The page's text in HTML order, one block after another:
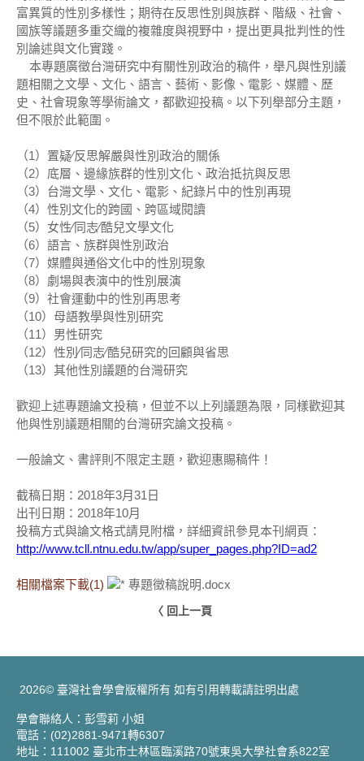
富異質的性別多樣性；期待在反思性別與族群、階級、社會、
國族等議題多重交織的複雜度與視野中，提出更具批判性的性
別論述與文化實踐。
本專題廣徵台灣研究中有關性別政治的稿件，舉凡與性別議
題相關之文學、文化、語言、藝術、影像、電影、媒體、歷
史、社會現象等學術論文，都歡迎投稿。以下列舉部分主題，
但不限於此範圍。
（1）置疑∕反思解嚴與性別政治的關係
（2）底層、邊緣族群的性別文化、政治抵抗與反思
（3）台灣文學、文化、電影、紀錄片中的性別再現
（4）性別文化的跨國、跨區域閱讀
（5）女性∕同志∕酷兒文學文化
（6）語言、族群與性別政治
（7）媒體與通俗文化中的性別現象
（8）劇場與表演中的性別展演
（9）社會運動中的性別再思考
（10）母語教學與性別研究
（11）男性研究
（12）性別∕同志∕酷兒研究的回顧與省思
（13）其他性別議題的台灣研究
歡迎上述專題論文投稿，但並不以上列議題為限，同樣歡迎其
他與性別議題相關的台灣研究論文投稿。
一般論文、書評則不限定主題，歡迎惠賜稿件！
截稿日期：2018年3月31日
出刊日期：2018年10月
投稿方式與論文格式請見附檔，詳細資訊參見本刊網頁：
http://www.tcll.ntnu.edu.tw/app/super_pages.php?ID=ad2
相關檔案下載(1) 專題徵稿說明.docx
〈 回上一頁
2026© 臺灣社會學會版權所有 如有引用轉載請註明出處
學會聯絡人：彭雪莉 小姐
電話：(02)2881-9471轉6307
地址：111002 臺北市士林區臨溪路70號東吳大學社會系822室